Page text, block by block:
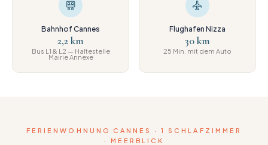
Bahnhof Cannes
2,2 km
Bus L1 & L2 — Haltestelle
Mairie Annexe
Flughafen Nizza
30 km
25 Min. mit dem Auto
FERIENWOHNUNG CANNES · 1 SCHLAFZIMMER
· MEERBLICK